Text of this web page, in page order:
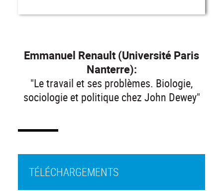
Emmanuel Renault (Université Paris
Nanterre):
"Le travail et ses problèmes. Biologie,
sociologie et politique chez John Dewey"
TÉLÉCHARGEMENTS